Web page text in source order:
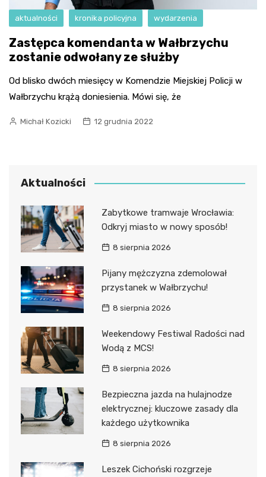
aktualności kronika policyjna wydarzenia
Zastępca komendanta w Wałbrzychu
zostanie odwołany ze służby
Od blisko dwóch miesięcy w Komendzie Miejskiej Policji w
Wałbrzychu krążą doniesienia. Mówi się, że
Michał Kozicki 12 grudnia 2022
Aktualności
Zabytkowe tramwaje Wrocławia:
Odkryj miasto w nowy sposób!
8 sierpnia 2026
Pijany mężczyzna zdemolował
przystanek w Wałbrzychu!
8 sierpnia 2026
Weekendowy Festiwal Radości nad
Wodą z MCS!
8 sierpnia 2026
Bezpieczna jazda na hulajnodze
elektrycznej: kluczowe zasady dla
każdego użytkownika
8 sierpnia 2026
Leszek Cichoński rozgrzeje